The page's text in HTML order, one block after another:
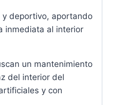
y deportivo, aportando
inmediata al interior
un mantenimiento
del interior del
y con